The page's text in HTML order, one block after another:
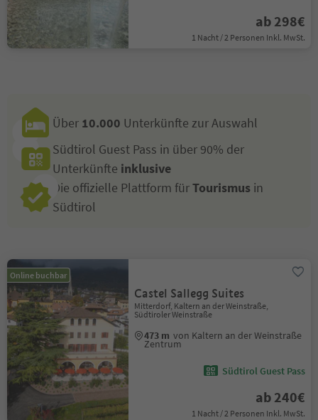
ab 298€
1 Nacht / 2 Personen Inkl. MwSt.
Über 10.000 Unterkünfte zur Auswahl
Südtirol Guest Pass in über 90% der
Unterkünfte inklusive
Die offizielle Plattform fürTourismus in
Südtirol
Online buchbar
Castel Sallegg Suites
Mitterdorf, Kaltern an der Weinstraße,
Südtiroler Weinstraße
473 m von Kaltern an der Weinstraße
Zentrum
Südtirol Guest Pass
ab 240€
1 Nacht / 2 Personen Inkl. MwSt.